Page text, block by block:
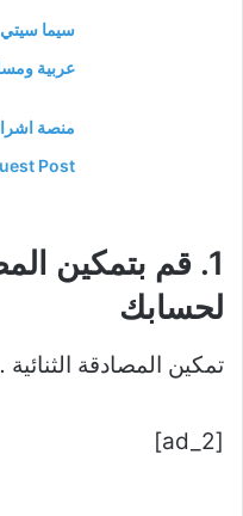
عربية
منصة
Post
1. قم بتمكين
لحسابك
تمكين المصادقة
[ad_2]